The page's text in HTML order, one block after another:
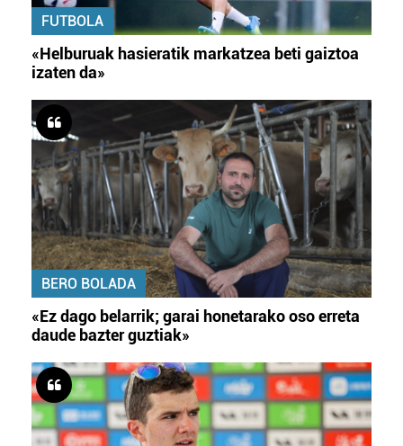
FUTBOLA
«Helburuak hasieratik markatzea beti gaiztoa
izaten da»
BERO BOLADA
«Ez dago belarrik; garai honetarako oso erreta
daude bazter guztiak»